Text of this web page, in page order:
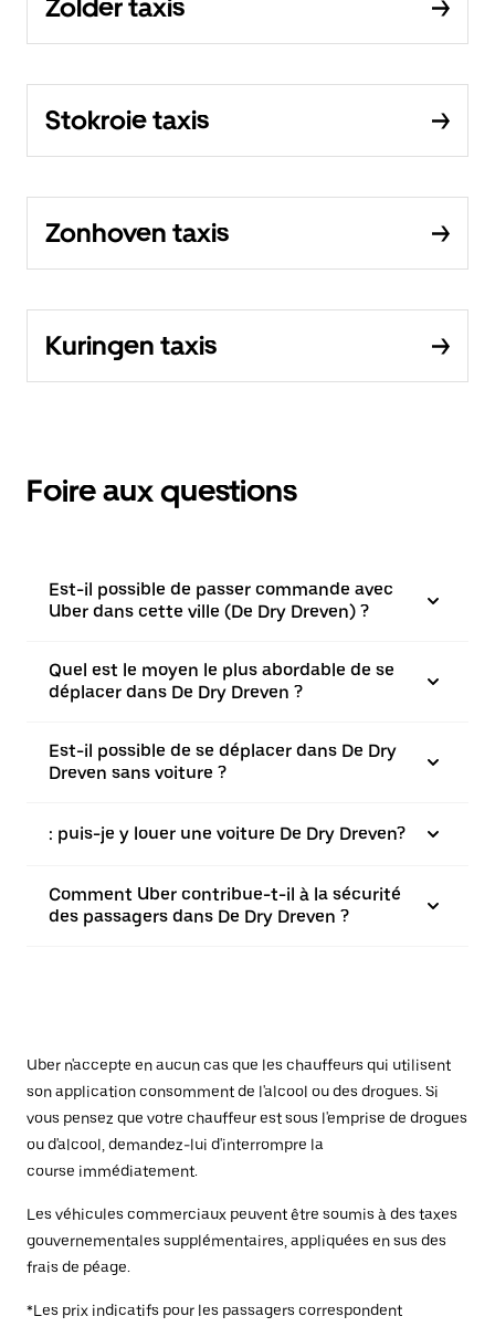
Zolder taxis
Stokroie taxis
Zonhoven taxis
Kuringen taxis
Foire aux questions
Est-il possible de passer commande avec
Uber dans cette ville (De Dry Dreven) ?
Quel est le moyen le plus abordable de se
déplacer dans De Dry Dreven ?
Est-il possible de se déplacer dans De Dry
Dreven sans voiture ?
: puis-je y louer une voiture De Dry Dreven?
Comment Uber contribue-t-il à la sécurité
des passagers dans De Dry Dreven ?
Uber n'accepte en aucun cas que les chauffeurs qui utilisent
son application consomment de l'alcool ou des drogues. Si
vous pensez que votre chauffeur est sous l'emprise de drogues
ou d'alcool, demandez-lui d'interrompre la
course immédiatement.
Les véhicules commerciaux peuvent être soumis à des taxes
gouvernementales supplémentaires, appliquées en sus des
frais de péage.
*Les prix indicatifs pour les passagers correspondent